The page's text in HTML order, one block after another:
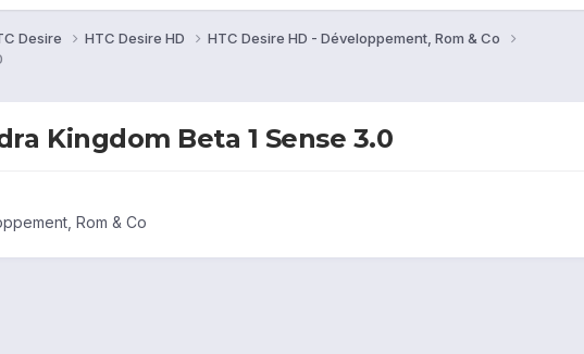
Desire HTC Desire HD
HTC Desire HD - Développement, Rom & Co
Kingdom Beta 1 Sense 3.0
Rom & Co